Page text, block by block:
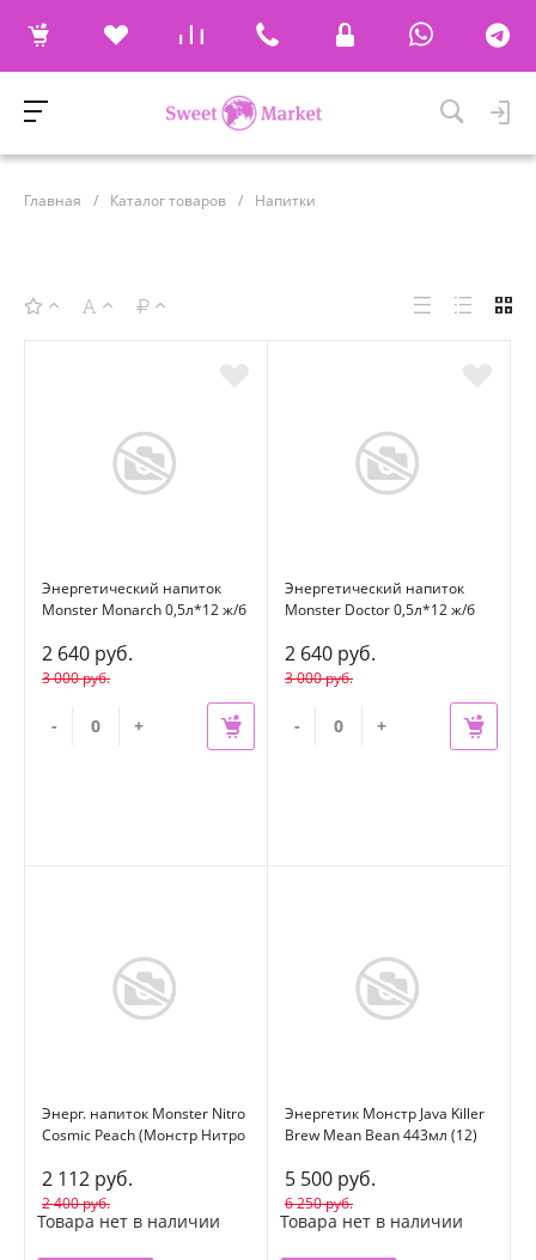
Главная / Каталог товаров / Напитки
Энергетический напиток
Monster Monarch 0,5л*12 ж/б
2 640 руб.
3 000 руб.
- +
Энергетический напиток
Monster Doctor 0,5л*12 ж/б
2 640 руб.
3 000 руб.
- +
Энерг. напиток Monster Nitro
Cosmic Peach (Монстр Нитро
(12)
2 112 руб.
2 400 руб.
Товара нет в наличии
Энергетик Монстр Java Killer
Brew Mean Bean 443мл (12)
5 500 руб.
6 250 руб.
Товара нет в наличии